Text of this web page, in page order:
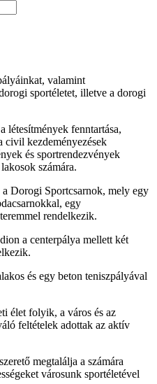
valamint
sportéletet, illetve a dorogi
létesítmények fenntartása,
civil kezdeményezések
és sportrendezvények
számára.
Dorogi Sportcsarnok, mely egy
egy
rendelkezik.
a centerpálya mellett két
és egy beton teniszpályával
élet folyik, a város és az
feltételek adottak az aktív
megtalálja a számára
városunk sportéletével